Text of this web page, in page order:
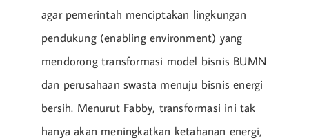
agar pemerintah menciptakan lingkungan
pendukung (enabling environment) yang
mendorong transformasi model bisnis BUMN
dan perusahaan swasta menuju bisnis energi
bersih. Menurut Fabby, transformasi ini tak
hanya akan meningkatkan ketahanan energi,